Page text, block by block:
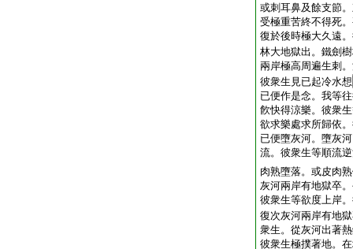
或刺耳鼻及餘支節
受極重苦終不得死
復於後時極大久遠
林大地獄出。鐵劍
兩岸極高周遍生刺
彼衆生見已起冷水想
已便作是念。我等
飮快得涼樂。彼衆
欲求樂處求所歸依
已便墮灰河。墮灰
流。彼衆生等順流
肉熟墮落。或皮肉
灰河兩岸有地獄卒
彼衆生等欲度上岸
復次灰河兩岸有地
衆生。從灰河出著
彼衆生極撲著地。